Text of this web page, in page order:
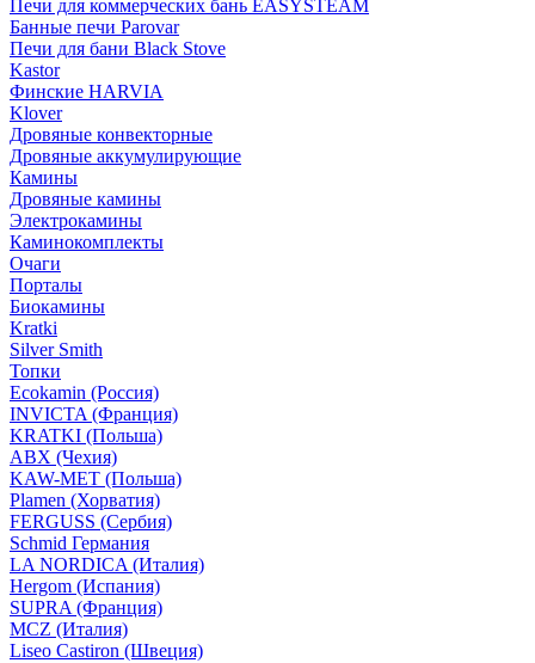
Печи для коммерческих бань EASYSTEAM
Банные печи Parovar
Печи для бани Black Stove
Kastor
Финские HARVIA
Klover
Дровяные конвекторные
Дровяные аккумулирующие
Камины
Дровяные камины
Электрокамины
Каминокомплекты
Очаги
Порталы
Биокамины
Kratki
Silver Smith
Топки
Ecokamin (Россия)
INVICTA (Франция)
KRATKI (Польша)
ABX (Чехия)
KAW-MET (Польша)
Plamen (Хорватия)
FERGUSS (Сербия)
Schmid Германия
LA NORDICA (Италия)
Hergom (Испания)
SUPRA (Франция)
MCZ (Италия)
Liseo Castiron (Швеция)